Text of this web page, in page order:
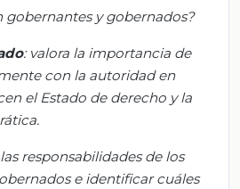
gobernantes y gobernados?
: valora la importancia de
con la autoridad en
el Estado de derecho y la
responsabilidades de los
e identificar cuáles